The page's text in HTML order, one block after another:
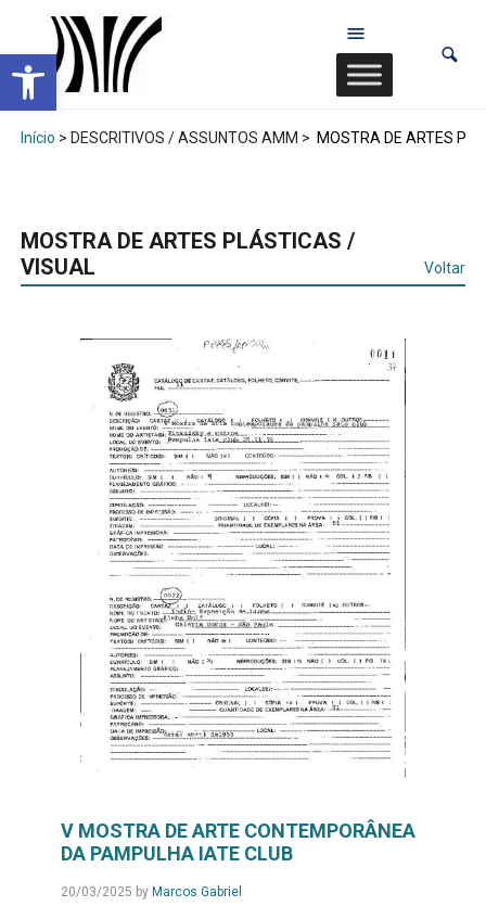
Abrir a barra de ferramentas
Início > DESCRITIVOS / ASSUNTOS AMM > MOSTRA DE ARTES
MOSTRA DE ARTES PLÁSTICAS /
VISUAL
Voltar
V MOSTRA DE ARTE CONTEMPORÂNEA
DA PAMPULHA IATE CLUB
20/03/2025 by Marcos Gabriel